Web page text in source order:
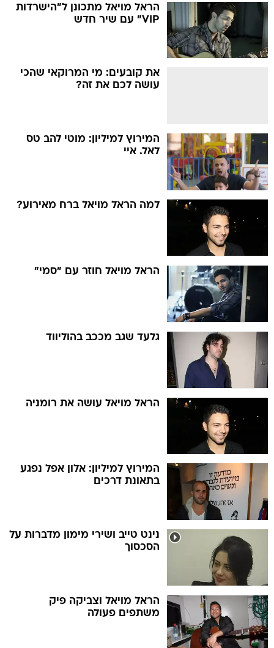
הראל מויאל מתכונן ל"הישרדות
VIP" עם שיר חדש
את קובעים: מי המרוקאי שהכי
עושה לכם את זה?
המירוץ למיליון: מוטי להב טס
לאל. איי
למה הראל מויאל ברח מאירוע?
הראל מויאל חוזר עם "סמי"
גלעד שגב מככב בהוליווד
הראל מויאל עושה את רומניה
המירוץ למיליון: אלון אפל נפגע
בתאונת דרכים
נינט טייב ושירי מימון מדברות על
הסכסוך
הראל מויאל וצביקה פיק
משתפים פעולה